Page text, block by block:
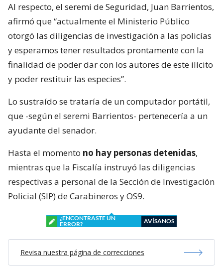
Al respecto, el seremi de Seguridad, Juan Barrientos,
afirmó que “actualmente el Ministerio Público
otorgó las diligencias de investigación a las policías
y esperamos tener resultados prontamente con la
finalidad de poder dar con los autores de este ilícito
y poder restituir las especies”.
Lo sustraído se trataría de un computador portátil,
que -según el seremi Barrientos- pertenecería a un
ayudante del senador.
Hasta el momento no hay personas detenidas,
mientras que la Fiscalía instruyó las diligencias
respectivas a personal de la Sección de Investigación
Policial (SIP) de Carabineros y OS9.
¿ENCONTRASTE UN
ERROR?
AVÍSANOS
Revisa nuestra página de correcciones